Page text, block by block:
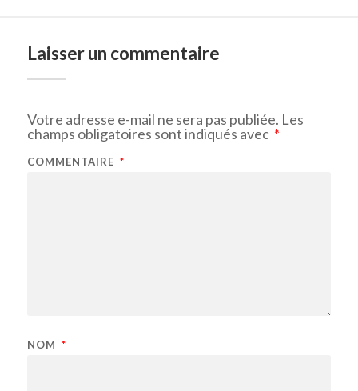
Laisser un commentaire
Votre adresse e-mail ne sera pas publiée. Les
champs obligatoires sont indiqués avec *
COMMENTAIRE *
NOM *